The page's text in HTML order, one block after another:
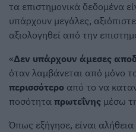
τα επιστημονικά δεδομένα
υπάρχουν μεγάλες,
αξιολογηθεί από την
«Δεν υπάρχουν άμεσες
όταν λαμβάνεται από μόνο
περισσότερο από το να
ποσότητα πρωτεΐνης μέσω
Όπως εξήγησε, είναι αλήθεια